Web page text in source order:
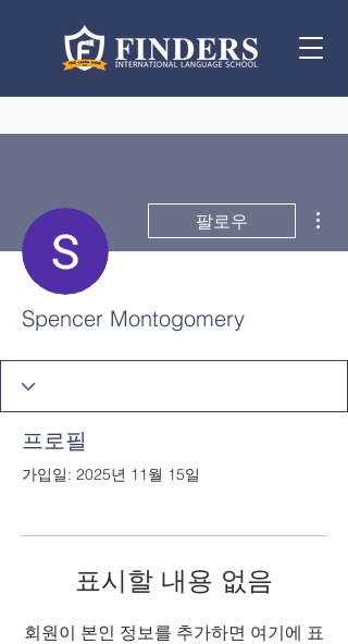
팔로우
Spencer Montogomery
프로필
가입일: 2025년 11월 15일
표시할 내용 없음
회원이 본인 정보를 추가하면 여기에 표